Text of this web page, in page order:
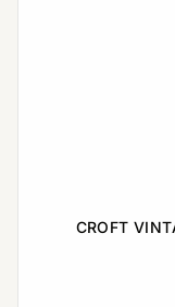
CROFT